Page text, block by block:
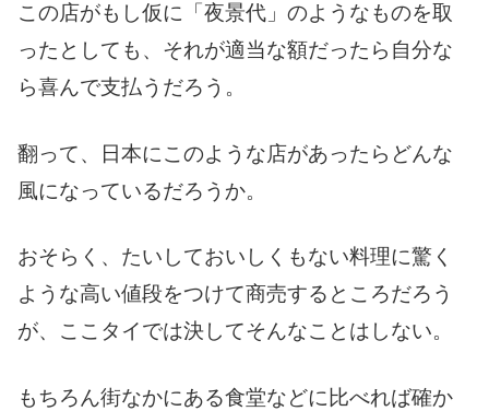
この店がもし仮に「夜景代」のようなものを取
ったとしても、それが適当な額だったら自分な
ら喜んで支払うだろう。
翻って、日本にこのような店があったらどんな
風になっているだろうか。
おそらく、たいしておいしくもない料理に驚く
ような高い値段をつけて商売するところだろう
が、ここタイでは決してそんなことはしない。
もちろん街なかにある食堂などに比べれば確か